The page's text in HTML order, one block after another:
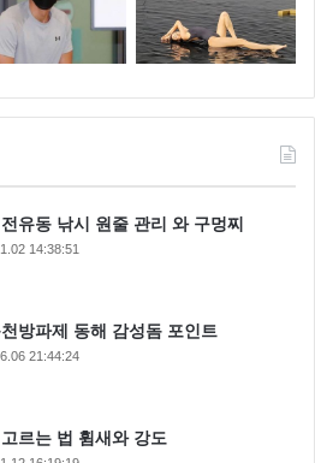
유동 낚시 원줄 관리 와 구멍찌
14:38:51
방파제 동해 감성돔 포인트
21:44:24
르는 법 휨새와 강도